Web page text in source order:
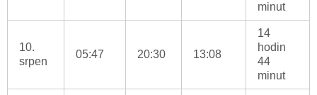
minut
10.
srpen
05:47 20:30 13:08
14
hodin
44
minut